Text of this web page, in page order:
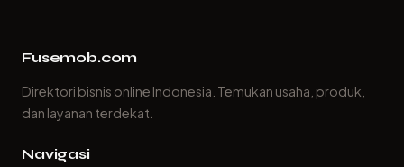
Fusemob.com
Direktori bisnis online Indonesia. Temukan usaha, produk,
dan layanan terdekat.
Navigasi